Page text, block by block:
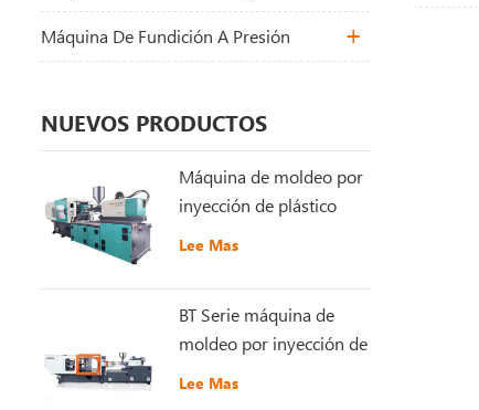
Máquina De Fundición A Presión
NUEVOS PRODUCTOS
Máquina de moldeo por
inyección de plástico
GT5-LS200S
Lee Mas
BT Serie máquina de
moldeo por inyección de
plástico de alta
Lee Mas